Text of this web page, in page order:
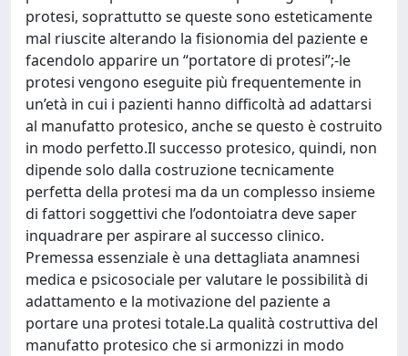
protesi, soprattutto se queste sono esteticamente
mal riuscite alterando la fisionomia del paziente e
facendolo apparire un “portatore di protesi”;-le
protesi vengono eseguite più frequentemente in
un’età in cui i pazienti hanno difficoltà ad adattarsi
al manufatto protesico, anche se questo è costruito
in modo perfetto.Il successo protesico, quindi, non
dipende solo dalla costruzione tecnicamente
perfetta della protesi ma da un complesso insieme
di fattori soggettivi che l’odontoiatra deve saper
inquadrare per aspirare al successo clinico.
Premessa essenziale è una dettagliata anamnesi
medica e psicosociale per valutare le possibilità di
adattamento e la motivazione del paziente a
portare una protesi totale.La qualità costruttiva del
manufatto protesico che si armonizzi in modo